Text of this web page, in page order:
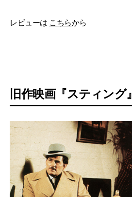
レビューは こちらから
旧作映画『スティング』